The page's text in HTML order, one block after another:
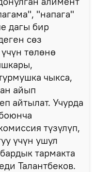
"напага"
дагы бир
сөз
төлөнө
чыкса,
айып
айтылат. Учурда
түзүлүп,
үчүн ушул
тармакта
Талантбеков.